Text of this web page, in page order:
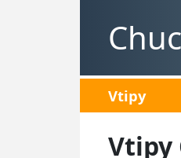
Vtipy
Vtipy